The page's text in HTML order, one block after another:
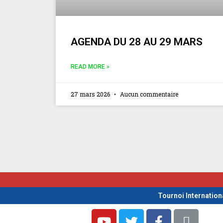
AGENDA DU 28 AU 29 MARS
READ MORE »
27 mars 2026 Aucun commentaire
Tournoi
Y
T
F
L